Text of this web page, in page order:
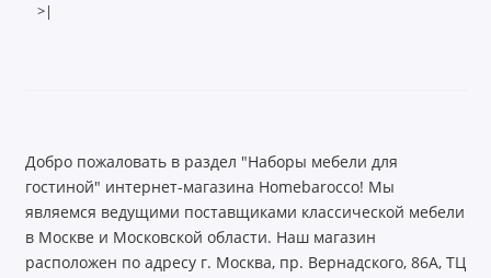
>|
Добро пожаловать в раздел "Наборы мебели для
гостиной" интернет-магазина Homebarocco! Мы
являемся ведущими поставщиками классической мебели
в Москве и Московской области. Наш магазин
расположен по адресу г. Москва, пр. Вернадского, 86А, ТЦ